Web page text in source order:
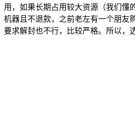
用，如果长期占用较大资源（我们懂
机器且不退款，之前老左有一个朋友
要求解封也不行，比较严格。所以，